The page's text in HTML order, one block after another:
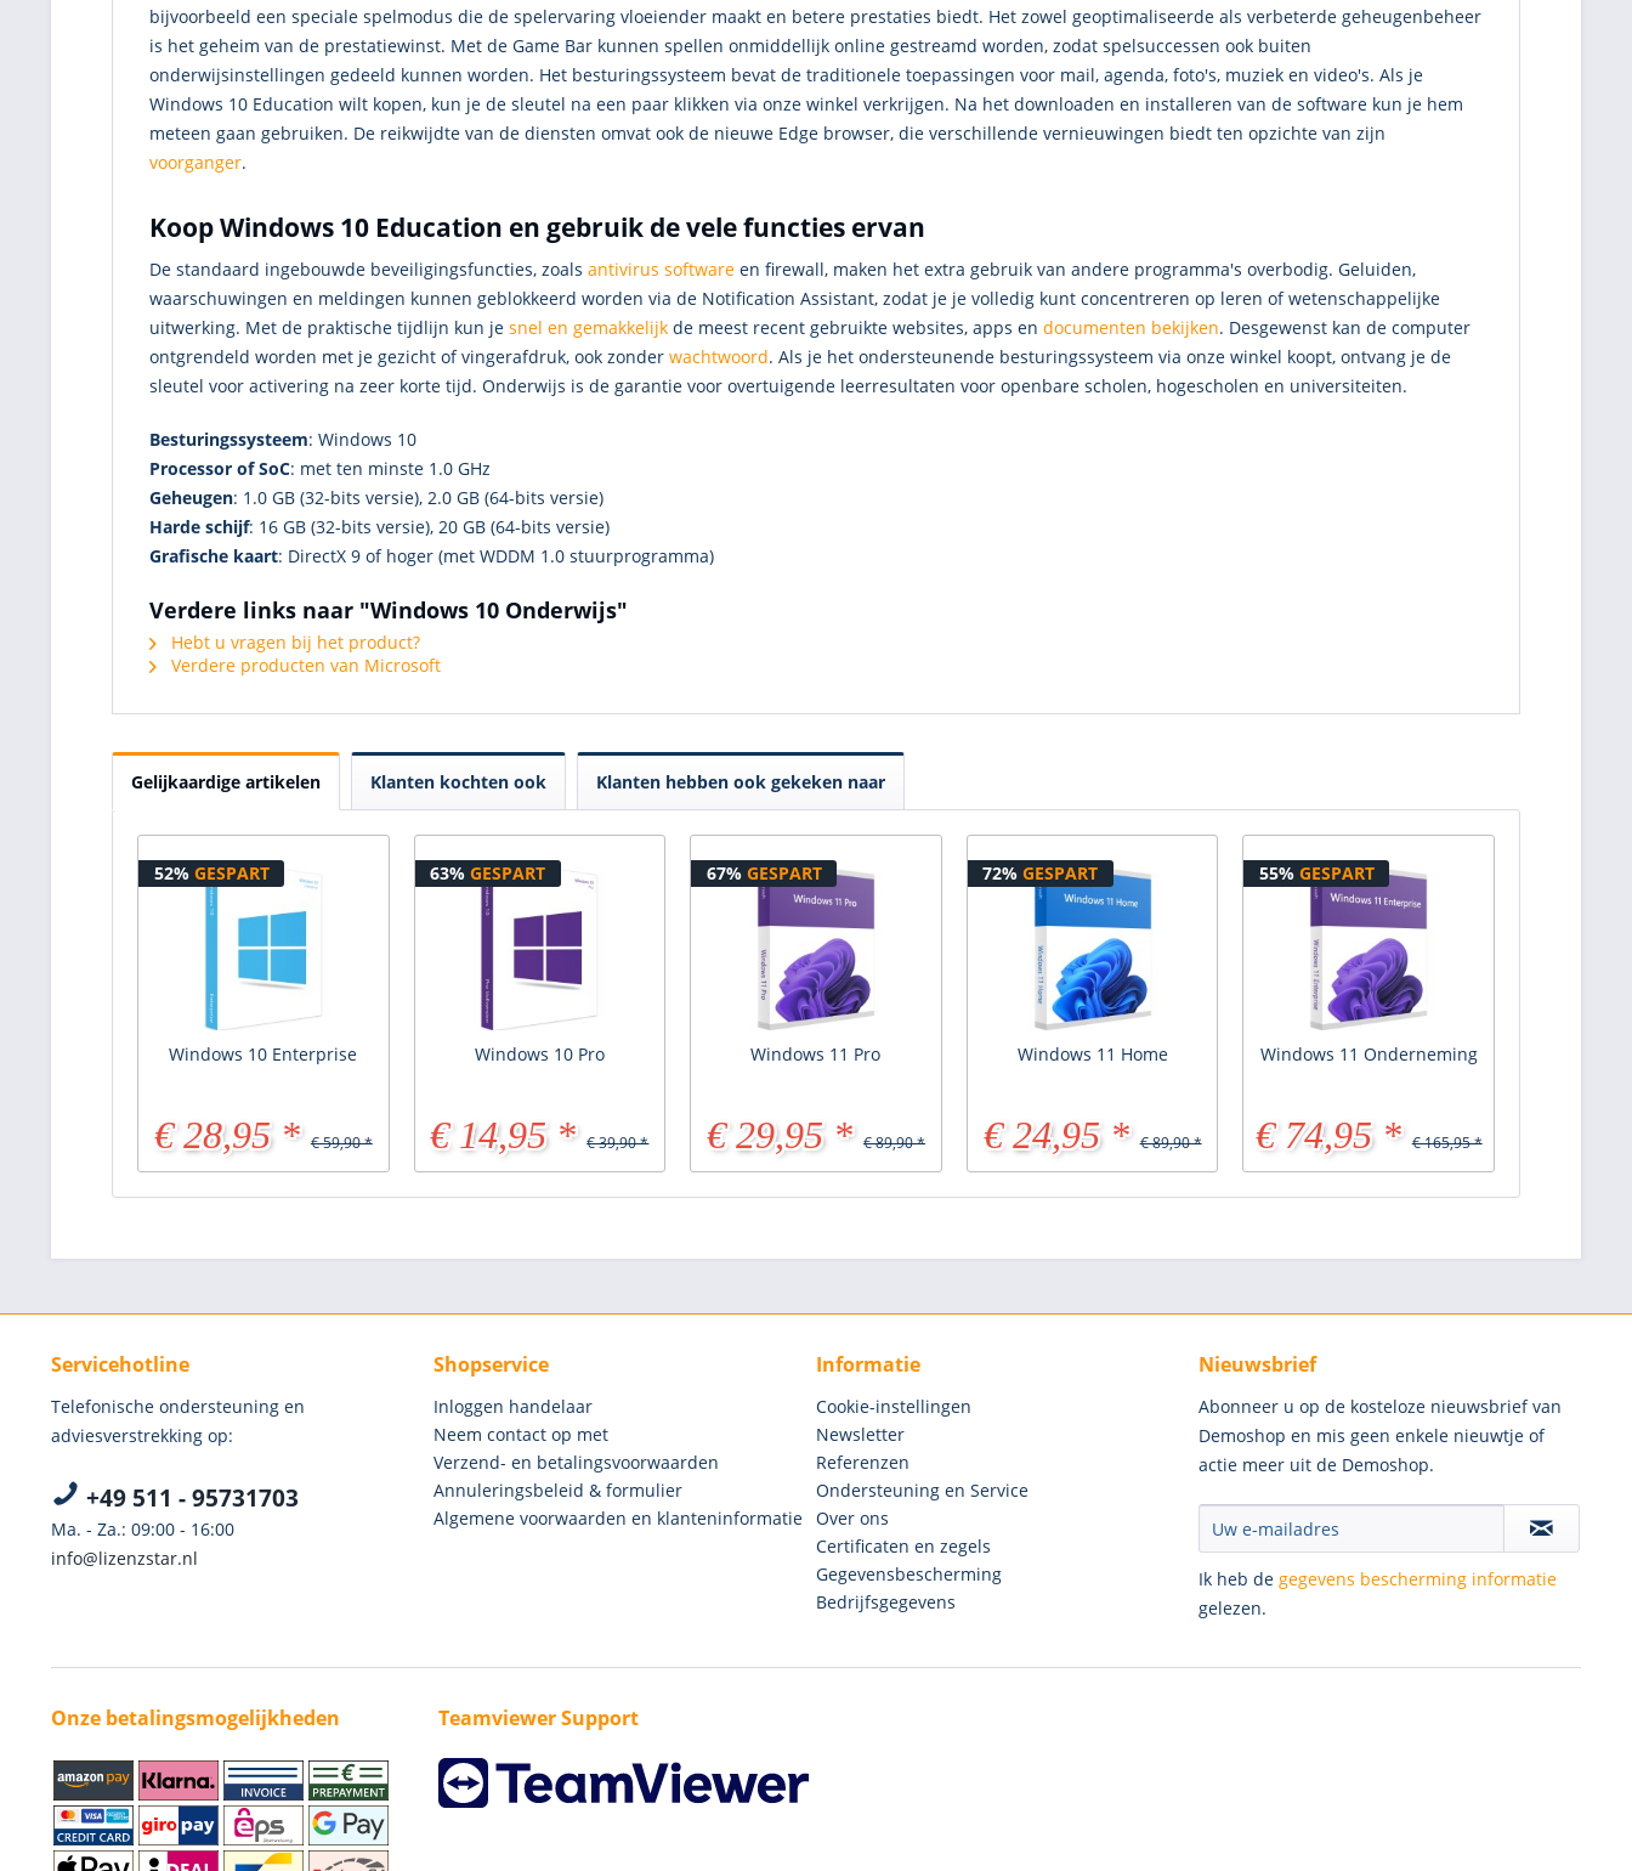
bijvoorbeeld een speciale spelmodus die de spelervaring vloeiender maakt en betere prestaties biedt. Het zowel geoptimaliseerde als verbeterde geheugenbeheer
is het geheim van de prestatiewinst. Met de Game Bar kunnen spellen onmiddellijk online gestreamd worden, zodat spelsuccessen ook buiten
onderwijsinstellingen gedeeld kunnen worden. Het besturingssysteem bevat de traditionele toepassingen voor mail, agenda, foto's, muziek en video's. Als je
Windows 10 Education wilt kopen, kun je de sleutel na een paar klikken via onze winkel verkrijgen. Na het downloaden en installeren van de software kun je hem
meteen gaan gebruiken. De reikwijdte van de diensten omvat ook de nieuwe Edge browser, die verschillende vernieuwingen biedt ten opzichte van zijn
voorganger.
Koop Windows 10 Education en gebruik de vele functies ervan
De standaard ingebouwde beveiligingsfuncties, zoals antivirus software en firewall, maken het extra gebruik van andere programma's overbodig. Geluiden,
waarschuwingen en meldingen kunnen geblokkeerd worden via de Notification Assistant, zodat je je volledig kunt concentreren op leren of wetenschappelijke
uitwerking. Met de praktische tijdlijn kun je snel en gemakkelijk de meest recent gebruikte websites, apps en documenten bekijken. Desgewenst kan de computer
ontgrendeld worden met je gezicht of vingerafdruk, ook zonder wachtwoord. Als je het ondersteunende besturingssysteem via onze winkel koopt, ontvang je de
sleutel voor activering na zeer korte tijd. Onderwijs is de garantie voor overtuigende leerresultaten voor openbare scholen, hogescholen en universiteiten.
Besturingssysteem: Windows 10
Processor of SoC: met ten minste 1.0 GHz
Geheugen: 1.0 GB (32-bits versie), 2.0 GB (64-bits versie)
Harde schijf: 16 GB (32-bits versie), 20 GB (64-bits versie)
Grafische kaart: DirectX 9 of hoger (met WDDM 1.0 stuurprogramma)
Verdere links naar "Windows 10 Onderwijs"
Hebt u vragen bij het product?
Verdere producten van Microsoft
Gelijkaardige artikelen Klanten kochten ook Klanten hebben ook gekeken naar
52% GESPART
Windows 10 Enterprise
€ 28,95 * € 59,90 *
63%GESPART
Windows 10 Pro
€ 14,95 * € 39,90 *
67% GESPART
Windows 11 Pro
€ 29,95 * € 89,90 *
72%GESPART
Windows 11 Home
€ 24,95 * € 89,90 *
55% GESPART
Windows 11 Onderneming
€ 74,95 * € 165,95 *
Servicehotline
Telefonische ondersteuning en
adviesverstrekking op:
+49 511 - 95731703
Ma. - Za.: 09:00 - 16:00
info@lizenzstar.nl
Shopservice
Inloggen handelaar
Neem contact op met
Verzend- en betalingsvoorwaarden
Annuleringsbeleid & formulier
Algemene voorwaarden en klanteninformatie
Informatie
Cookie-instellingen
Newsletter
Referenzen
Ondersteuning en Service
Over ons
Certificaten en zegels
Gegevensbescherming
Bedrijfsgegevens
Nieuwsbrief
Abonneer u op de kosteloze nieuwsbrief van
Demoshop en mis geen enkele nieuwtje of
actie meer uit de Demoshop.
Ik heb de gegevens bescherming informatie
gelezen.
Onze betalingsmogelijkheden Teamviewer Support